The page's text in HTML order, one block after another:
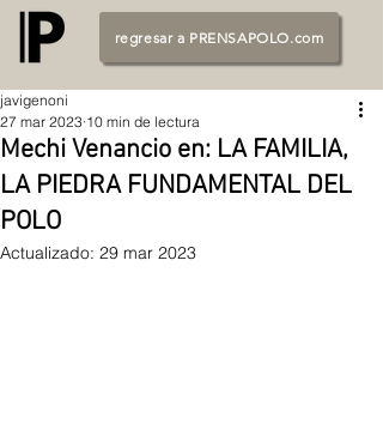
regresar a PRENSAPOLO.com
Mechi Venancio en: LA FAMILIA,
LA PIEDRA FUNDAMENTAL DEL
POLO
javigenoni
27 mar 2023 10 min de lectura
Actualizado: 29 mar 2023